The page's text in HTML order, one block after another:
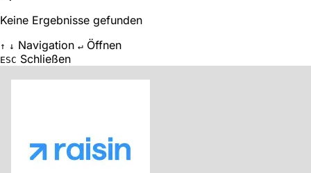
Keine Ergebnisse gefunden
↑ ↓ Navigation ↵ Öffnen
ESC Schließen